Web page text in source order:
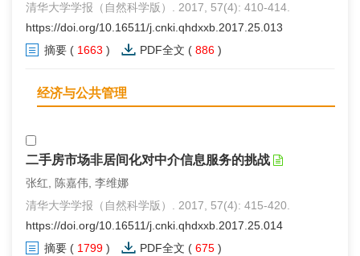
清华大学学报（自然科学版）. 2017, 57(4): 410-414.
https://doi.org/10.16511/j.cnki.qhdxxb.2017.25.013
摘要 ( 1663 ) PDF全文 ( 886 )
经济与公共管理
二手房市场非居间化对中介信息服务的挑战
张红, 陈嘉伟, 李维娜
清华大学学报（自然科学版）. 2017, 57(4): 415-420.
https://doi.org/10.16511/j.cnki.qhdxxb.2017.25.014
摘要 ( 1799 ) PDF全文 ( 675 )